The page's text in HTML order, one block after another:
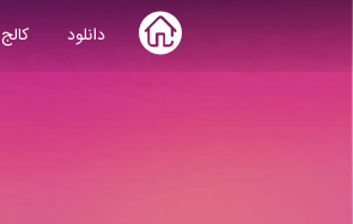
Skip
to
content
دانلود کالج